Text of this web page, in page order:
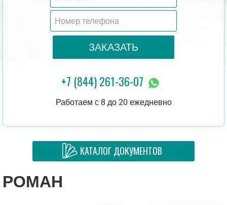
ЗАКАЗАТЬ
+7 (844) 261-36-07
Работаем с 8 до 20 ежедневно
КАТАЛОГ ДОКУМЕНТОВ
РОМАН